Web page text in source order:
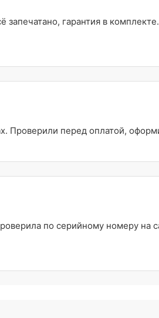
гарантия в
Проверили перед оплатой,
по серийному номеру на